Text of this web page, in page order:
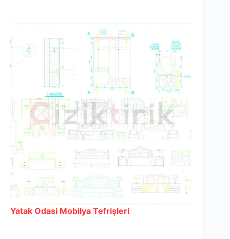
Yatak Odasi Mobilya Tefrişleri